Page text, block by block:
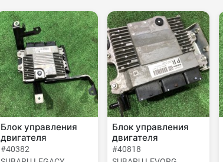
Блок управления
двигателя
#40382
Блок управления
двигателя
#40818